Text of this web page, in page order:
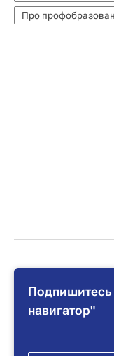
Про
навигатор"